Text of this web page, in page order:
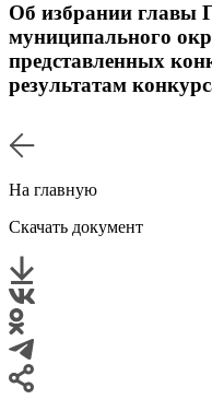
Об избрании главы
муниципального
представленных
результатам
На главную
Скачать документ